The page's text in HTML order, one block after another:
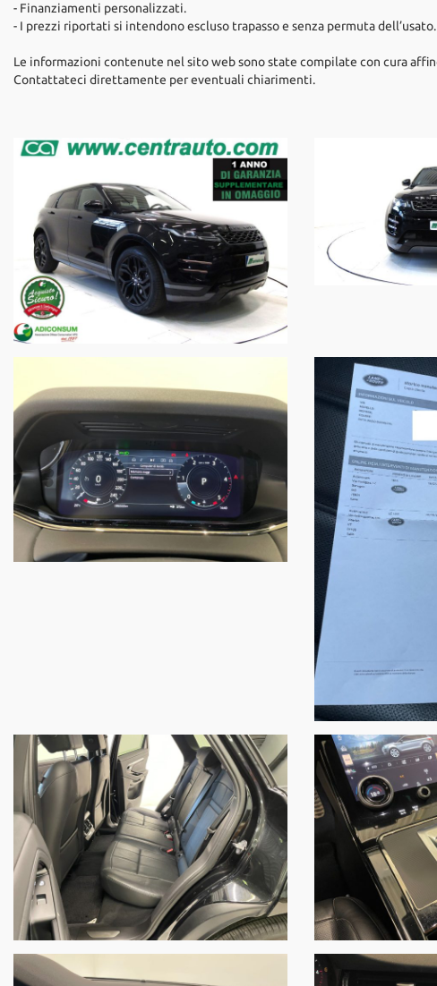
- Finanziamenti personalizzati.
- I prezzi riportati si intendono escluso trapasso e senza permuta dell’usato.
Le informazioni contenute nel sito web sono state compilate con cura
Contattateci direttamente per eventuali chiarimenti.